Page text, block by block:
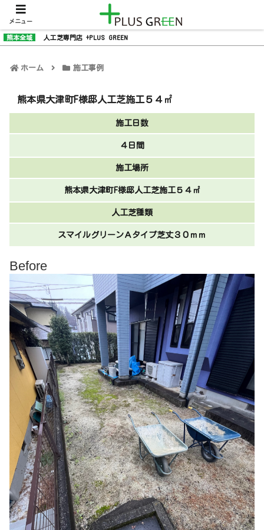
熊本全域 人工芝専門店 +PLUS GREEN
ホーム 施工事例
熊本県大津町F様邸人工芝施工５４㎡
施工日数
４日間
施工場所
熊本県大津町F様邸人工芝施工５４㎡
人工芝種類
スマイルグリーンＡタイプ芝丈３０ｍｍ
Before
メニュー